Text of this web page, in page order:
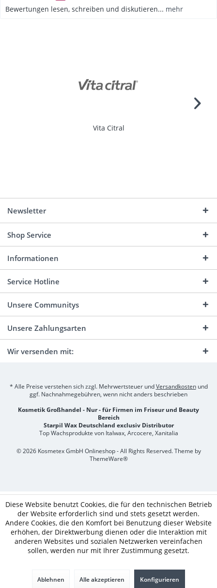
Bewertungen lesen, schreiben und diskutieren... mehr
Vita Citral
Newsletter
Shop Service
Informationen
Service Hotline
Unsere Communitys
Unsere Zahlungsarten
Wir versenden mit:
* Alle Preise verstehen sich zzgl. Mehrwertsteuer undVersandkostenund
ggf. Nachnahmegebühren, wenn nicht anders beschrieben
Kosmetik Großhandel - Nur - für Firmen im Friseur und Beauty
Bereich
Starpil Wax Deutschland exclusiv Distributor
Top Wachsprodukte von Italwax, Arcocere, Xanitalia
© 2026 Kosmetex GmbH Onlineshop - All Rights Reserved. Theme by
ThemeWare®
Diese Website benutzt Cookies, die für den technischen Betrieb
der Website erforderlich sind und stets gesetzt werden.
Andere Cookies, die den Komfort bei Benutzung dieser Website
erhöhen, der Direktwerbung dienen oder die Interaktion mit
anderen Websites und sozialen Netzwerken vereinfachen
sollen, werden nur mit Ihrer Zustimmung gesetzt.
Ablehnen Alle akzeptieren Konfigurieren